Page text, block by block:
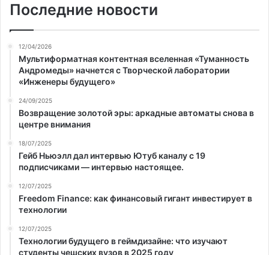
Последние новости
12/04/2026
Мультиформатная контентная вселенная «Туманность
Андромеды» начнется с Творческой лаборатории
«Инженеры будущего»
24/09/2025
Возвращение золотой эры: аркадные автоматы снова в
центре внимания
18/07/2025
Гейб Ньюэлл дал интервью Ютуб каналу с 19
подписчиками — интервью настоящее.
12/07/2025
Freedom Finance: как финансовый гигант инвестирует в
технологии
12/07/2025
Технологии будущего в геймдизайне: что изучают
студенты чешских вузов в 2025 году